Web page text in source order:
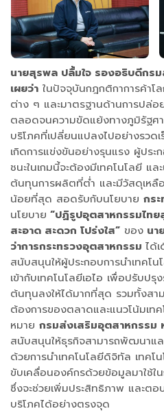
นายสุรพล ปลื้มใจ รองอธิบดีกร
เผยว่า ในปัจจุบันกฎกติกาการค้าโ
ต่าง ๆ และมาตรฐานด้านการปล่อ
ตลอดจนความขัดแย้งทางภูมิรัฐศ
บริโภคที่เปลี่ยนแปลงไปอย่างรวด
เกิดการแข่งขันอย่างรุนแรง ผู้ประ
ชนะในเกมนี้จะต้องมีเทคโนโลยี แ
ต้นทุนการผลิตที่ต่ำ และมีวัสดุเห
น้อยที่สุด สอดรับกับนโยบาย กร
นโยบาย “ปฏิรูปอุตสาหกรรมไท
สะอาด สะดวก โปร่งใส” ของ นา
ว่าการกระทรวงอุตสาหกรรม ได้
สนับสนุนให้ผู้ประกอบการนำเทคโ
เข้ากับเทคโนโลยีเอไอ เพื่อปรับป
ต้นทุนลงให้ได้มากที่สุด รวมทั้งส
ต้องการของตลาดและแนวโน้มเท
หมาย กรมส่งเสริมอุตสาหกรรม
สนับสนุนให้ธุรกิจสามารถพัฒนาแ
ด้วยการนำเทคโนโลยีดิจิทัล เทคโ
ขับเคลื่อนองค์กรด้วยข้อมูลมาใช้ใ
ซึ่งจะช่วยเพิ่มประสิทธิภาพ และต
บริโภคได้อย่างตรงจุด